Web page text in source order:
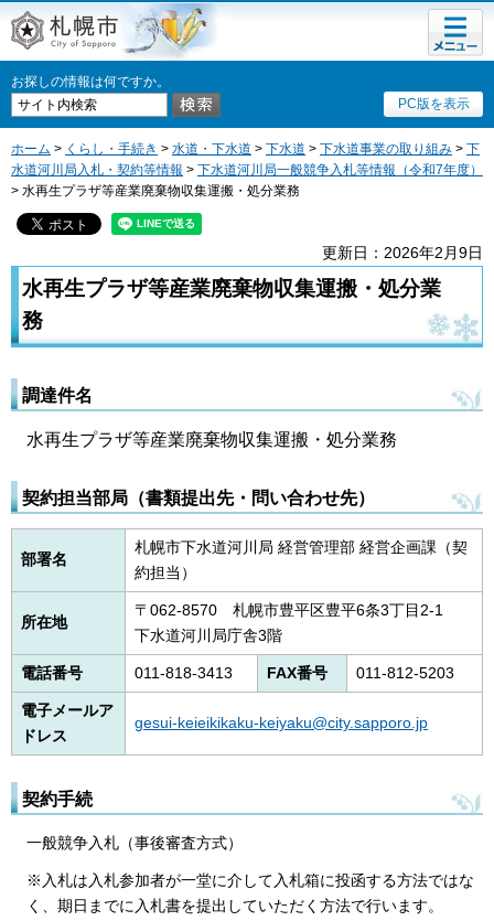
札幌市
お探しの情報は何ですか。
PC版を表示
メニュ
ー
ホーム > くらし・手続き > 水道・下水道 > 下水道 > 下水道事業の取り組み > 下
水道河川局入札・契約等情報 > 下水道河川局一般競争入札等情報（令和7年度）
> 水再生プラザ等産業廃棄物収集運搬・処分業務
更新日：2026年2月9日
水再生プラザ等産業廃棄物収集運搬・処分業
務
調達件名
水再生プラザ等産業廃棄物収集運搬・処分業務
契約担当部局（書類提出先・問い合わせ先）
部署名
札幌市下水道河川局 経営管理部 経営企画課（契
約担当）
所在地
〒062-8570 札幌市豊平区豊平6条3丁目2-1
下水道河川局庁舎3階
電話番号 011-818-3413 FAX番号 011-812-5203
電子メールア
ドレス
gesui-keieikikaku-keiyaku@city.sapporo.jp
契約手続
一般競争入札（事後審査方式）
※入札は入札参加者が一堂に介して入札箱に投函する方法ではな
く、期日までに入札書を提出していただく方法で行います。